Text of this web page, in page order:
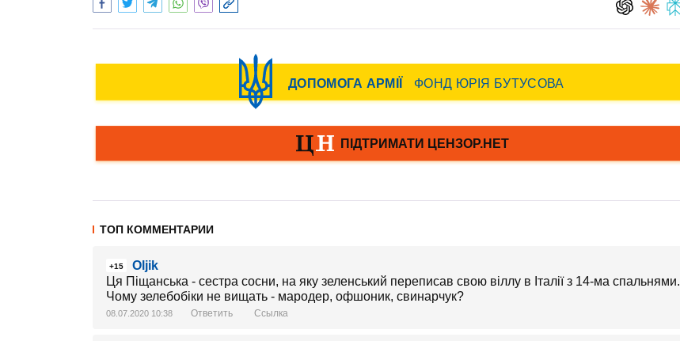
ТОП КОММЕНТАРИИ
+15
Oljik
Ця Піщанська - сестра сосни, на яку зеленський переписав свою віллу в Італії з 14-ма спальнями.
Чому зелебобіки не вищать - мародер, офшоник, свинарчук?
08.07.2020 10:38 Ответить Ссылка